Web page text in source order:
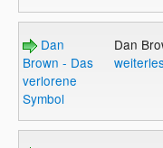
Dan
Brown - Das
verlorene
Symbol
Dan